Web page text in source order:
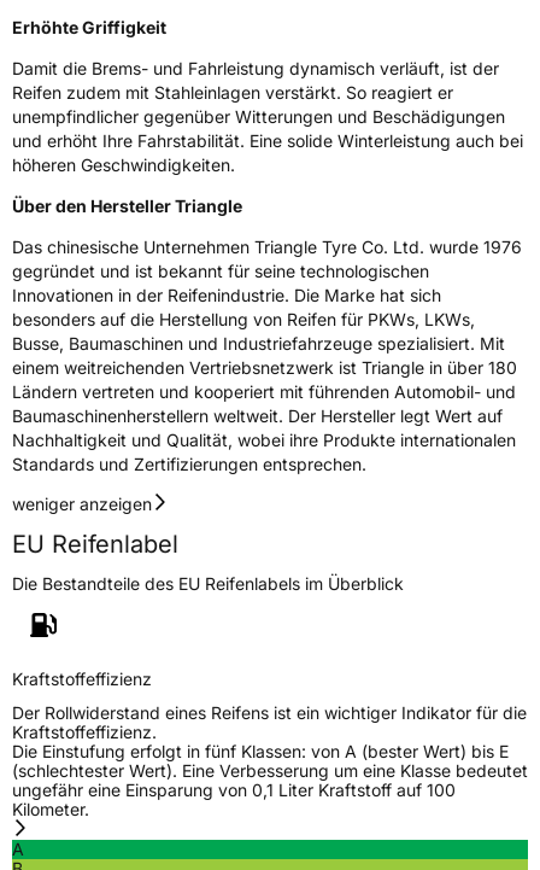
PKW & SUV
Weitere Eigenschaften
SchlauchtypTL
M+SJa
Verstärkt XL
EU Label
EffizienzD
Nasshaftung
Rollgeräusch (Klasse)
Rollgeräusch (dB)
3PMSF / Schneeflockensymbol / Alpine-Symbol Ja
EisgripNein
EPREL ID541806
Allgemeine Produktsicherheit (GPSR)
Erhöhte Griffigkeit
Damit die Brems- und Fahrleistung dynamisch verläuft, ist der
Reifen zudem mit Stahleinlagen verstärkt. So reagiert er
unempfindlicher gegenüber Witterungen und Beschädigungen
und erhöht Ihre Fahrstabilität. Eine solide Winterleistung auch bei
höheren Geschwindigkeiten.
Über den Hersteller Triangle
Das chinesische Unternehmen Triangle Tyre Co. Ltd. wurde 1976
gegründet und ist bekannt für seine technologischen
Innovationen in der Reifenindustrie. Die Marke hat sich
besonders auf die Herstellung von Reifen für PKWs, LKWs,
Busse, Baumaschinen und Industriefahrzeuge spezialisiert. Mit
einem weitreichenden Vertriebsnetzwerk ist Triangle in über 180
Ländern vertreten und kooperiert mit führenden Automobil- und
Baumaschinenherstellern weltweit. Der Hersteller legt Wert auf
Nachhaltigkeit und Qualität, wobei ihre Produkte internationalen
Standards und Zertifizierungen entsprechen.
weniger anzeigen
EU Reifenlabel
Die Bestandteile des EU Reifenlabels im Überblick
Kraftstoffeffizienz
Der Rollwiderstand eines Reifens ist ein wichtiger Indikator für die
Kraftstoffeffizienz.
Die Einstufung erfolgt in fünf Klassen: von A (bester Wert) bis E
(schlechtester Wert). Eine Verbesserung um eine Klasse bedeutet
ungefähr eine Einsparung von 0,1 Liter Kraftstoff auf 100
Kilometer.
A